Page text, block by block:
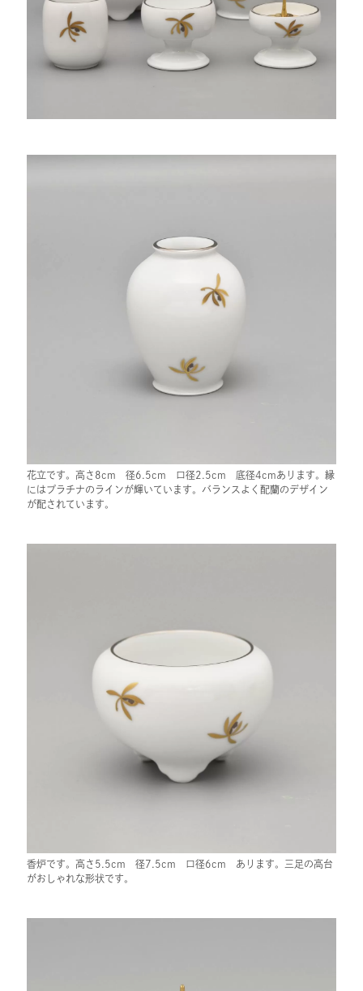
花立です。高さ8cm 径6.5cm 口径2.5cm 底径4cmあります。縁
にはプラチナのラインが輝いています。バランスよく配蘭のデザイン
が配されています。
香炉です。高さ5.5cm 径7.5cm 口径6cm あります。三足の高台
がおしゃれな形状です。